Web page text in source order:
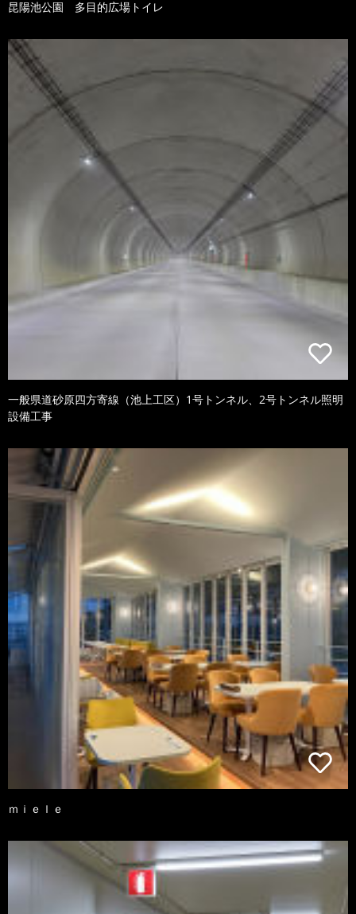
昆陽池公園 多目的広場トイレ
一般県道砂原四方寄線（池上工区）1号トンネル、2号トンネル照明
設備工事
ｍｉｅｌｅ